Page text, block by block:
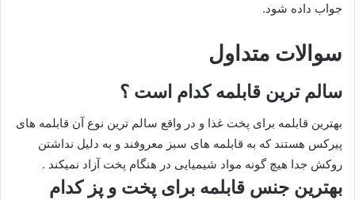
جواب داده شود.
سوالات متداول
سالم ترین قابلمه کدام است ؟
بهترین قابلمه برای پخت غذا و در واقع سالم ترین نوع آن قابلمه های
پیرکس هستند که به قابلمه های سبز معروفند و به دلیل نداشتن
روکش جدا هیچ گونه مواد شیمیایی در هنگام پخت آزاد نمیکند .
بهترین جنس قابلمه برای پخت و پز کدام